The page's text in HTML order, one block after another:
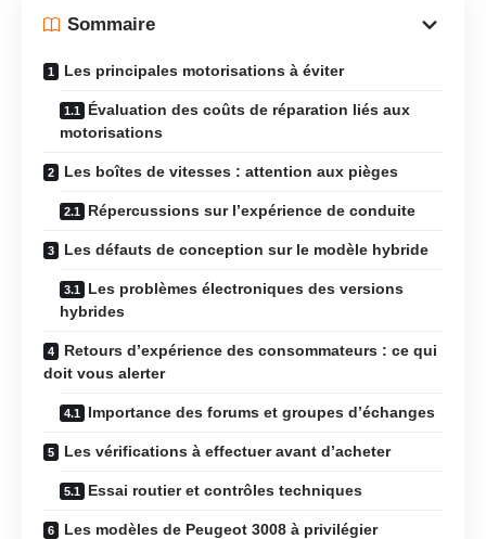
Sommaire
Les principales motorisations à éviter
Évaluation des coûts de réparation liés aux
motorisations
Les boîtes de vitesses : attention aux pièges
Répercussions sur l’expérience de conduite
Les défauts de conception sur le modèle hybride
Les problèmes électroniques des versions
hybrides
Retours d’expérience des consommateurs : ce qui
doit vous alerter
Importance des forums et groupes d’échanges
Les vérifications à effectuer avant d’acheter
Essai routier et contrôles techniques
Les modèles de Peugeot 3008 à privilégier